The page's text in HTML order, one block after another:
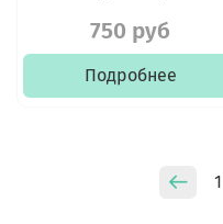
750 руб
Подробнее
1